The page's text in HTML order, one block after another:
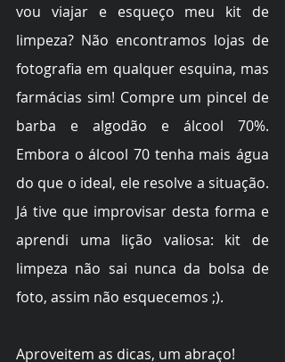
vou viajar e esqueço meu kit de
limpeza? Não encontramos lojas de
fotografia em qualquer esquina, mas
farmácias sim! Compre um pincel de
barba e algodão e álcool 70%.
Embora o álcool 70 tenha mais água
do que o ideal, ele resolve a situação.
Já tive que improvisar desta forma e
aprendi uma lição valiosa: kit de
limpeza não sai nunca da bolsa de
foto, assim não esquecemos ;).
Aproveitem as dicas, um abraço!